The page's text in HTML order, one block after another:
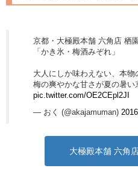
京都・大極殿本舗 六角店 栖
「かき氷・梅酒みぞれ」
大人にしか味わえない、本物
梅の爽やかな甘さが夏の暑い
pic.twitter.com/OE2CEpl2JI
— おく (@akajamuman)
大極殿本舗 六角